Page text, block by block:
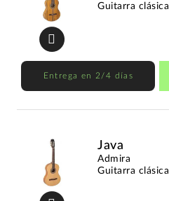
Guitarra clásica
Entrega en 2/4 días
Java
Admira
Guitarra clásica